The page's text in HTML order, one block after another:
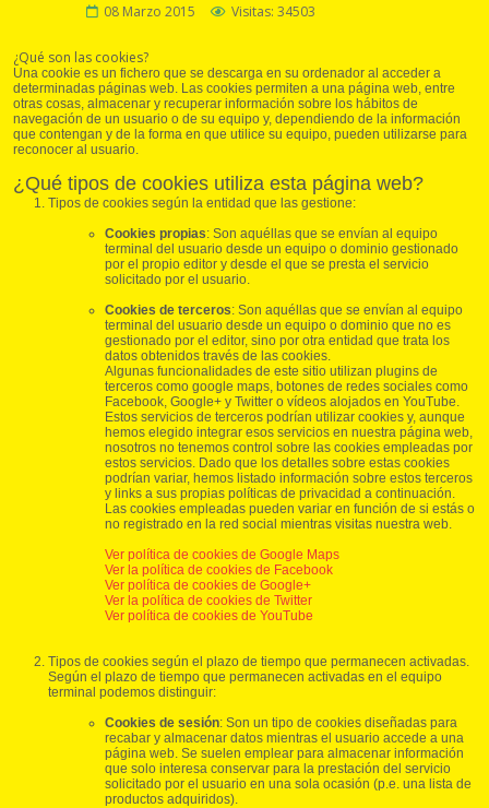
08 Marzo 2015
Visitas: 34503
¿Qué son las cookies?
Una cookie es un fichero que se descarga en su ordenador al acceder a
determinadas páginas web. Las cookies permiten a una página web, entre
otras cosas, almacenar y recuperar información sobre los hábitos de
navegación de un usuario o de su equipo y, dependiendo de la información
que contengan y de la forma en que utilice su equipo, pueden utilizarse para
reconocer al usuario.
¿Qué tipos de cookies utiliza esta página web?
Tipos de cookies según la entidad que las gestione:
Cookies propias: Son aquéllas que se envían al equipo
terminal del usuario desde un equipo o dominio gestionado
por el propio editor y desde el que se presta el servicio
solicitado por el usuario.
Cookies de terceros: Son aquéllas que se envían al equipo
terminal del usuario desde un equipo o dominio que no es
gestionado por el editor, sino por otra entidad que trata los
datos obtenidos través de las cookies.
Algunas funcionalidades de este sitio utilizan plugins de
terceros como google maps, botones de redes sociales como
Facebook, Google+ y Twitter o vídeos alojados en YouTube.
Estos servicios de terceros podrían utilizar cookies y, aunque
hemos elegido integrar esos servicios en nuestra página web,
nosotros no tenemos control sobre las cookies empleadas por
estos servicios. Dado que los detalles sobre estas cookies
podrían variar, hemos listado información sobre estos terceros
y links a sus propias políticas de privacidad a continuación.
Las cookies empleadas pueden variar en función de si estás o
no registrado en la red social mientras visitas nuestra web.
Ver política de cookies de Google Maps
Ver la política de cookies de Facebook
Ver política de cookies de Google+
Ver la política de cookies de Twitter
Ver política de cookies de YouTube
Tipos de cookies según el plazo de tiempo que permanecen activadas.
Según el plazo de tiempo que permanecen activadas en el equipo
terminal podemos distinguir:
Cookies de sesión: Son un tipo de cookies diseñadas para
recabar y almacenar datos mientras el usuario accede a una
página web. Se suelen emplear para almacenar información
que solo interesa conservar para la prestación del servicio
solicitado por el usuario en una sola ocasión (p.e. una lista de
productos adquiridos).